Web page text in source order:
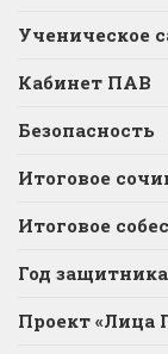
Ученическое
Кабинет ПАВ
Безопасность
Итоговое
Итоговое
Год
Проект «Лица